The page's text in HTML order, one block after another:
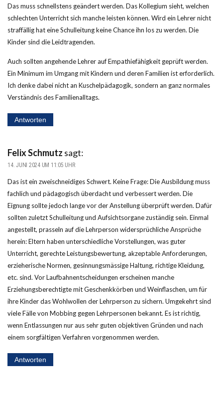
Das muss schnellstens geändert werden. Das Kollegium sieht, welchen
schlechten Unterricht sich manche leisten können. Wird ein Lehrer nicht
straffällig hat eine Schulleitung keine Chance ihn los zu werden. Die
Kinder sind die Leidtragenden.
Auch sollten angehende Lehrer auf Empathiefähigkeit geprüft werden.
Ein Minimum im Umgang mit Kindern und deren Familien ist erforderlich.
Ich denke dabei nicht an Kuschelpädagogik, sondern an ganz normales
Verständnis des Familienalltags.
Antworten
Felix Schmutz sagt:
14. JUNI 2024 UM 11:05 UHR
Das ist ein zweischneidiges Schwert. Keine Frage: Die Ausbildung muss
fachlich und pädagogisch überdacht und verbessert werden. Die
Eignung sollte jedoch lange vor der Anstellung überprüft werden. Dafür
sollten zuletzt Schulleitung und Aufsichtsorgane zuständig sein. Einmal
angestellt, prasseln auf die Lehrperson widersprüchliche Ansprüche
herein: Eltern haben unterschiedliche Vorstellungen, was guter
Unterricht, gerechte Leistungsbewertung, akzeptable Anforderungen,
erzieherische Normen, gesinnungsmässige Haltung, richtige Kleidung,
etc. sind. Vor Laufbahnentscheidungen erscheinen manche
Erziehungsberechtigte mit Geschenkkörben und Weinflaschen, um für
ihre Kinder das Wohlwollen der Lehrperson zu sichern. Umgekehrt sind
viele Fälle von Mobbing gegen Lehrpersonen bekannt. Es ist richtig,
wenn Entlassungen nur aus sehr guten objektiven Gründen und nach
einem sorgfältigen Verfahren vorgenommen werden.
Antworten